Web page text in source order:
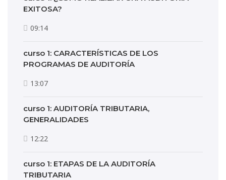
EXITOSA?
09:14
curso 1: CARACTERÍSTICAS DE LOS
PROGRAMAS DE AUDITORÍA
13:07
curso 1: AUDITORÍA TRIBUTARIA,
GENERALIDADES
12:22
curso 1: ETAPAS DE LA AUDITORÍA
TRIBUTARIA